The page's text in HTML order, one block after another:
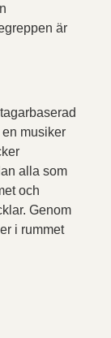
är
musiker
alla som
och
Genom
i rummet